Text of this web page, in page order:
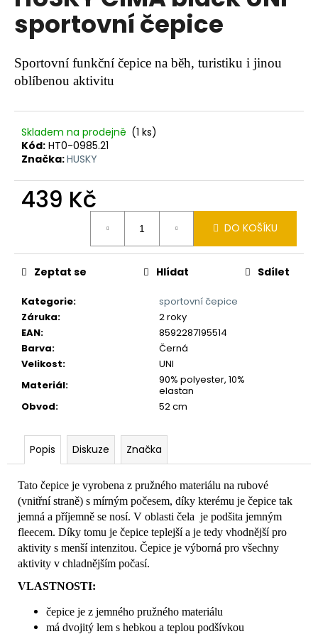
z
hvězdiček.
sportovní čepice
Sportovní funkční čepice na běh, turistiku i jinou
oblíbenou aktivitu
Skladem na prodejně (1 ks)
Kód: HT0-0985.21
Značka:HUSKY
439 Kč
DO KOŠÍKU
Kategorie:
sportovní čepice
Záruka:
2 roky
EAN:
8592287195514
Barva:
Černá
Velikost:
UNI
Materiál:
90% polyester, 10%
elastan
Obvod: 52 cm
Zeptat se Hlídat Sdílet
Popis Diskuze Značka
Tato čepice je vyrobena z pružného materiálu na rubové
(vnitřní straně) s mírným počesem, díky kterému je čepice tak
jemná a příjemně se nosí. V oblasti čela je podšita jemným
fleecem. Díky tomu je čepice teplejší a je tedy vhodnější pro
aktivity s menší intenzitou. Čepice je výborná pro všechny
aktivity v chladnějším počasí.
VLASTNOSTI:
čepice je z jemného pružného materiálu
má dvojitý lem s hebkou a teplou podšívkou
a
j
í
t
?
p
o
u
č
u
e
m